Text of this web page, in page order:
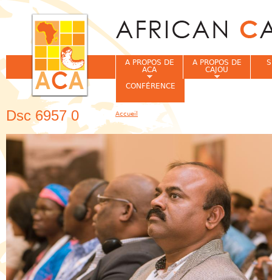
Dsc 6957 0
A PROPOS DE
ACA
A PROPOS DE
CAJOU
CONFÉRENCE
Vous êtes ici
Accueil